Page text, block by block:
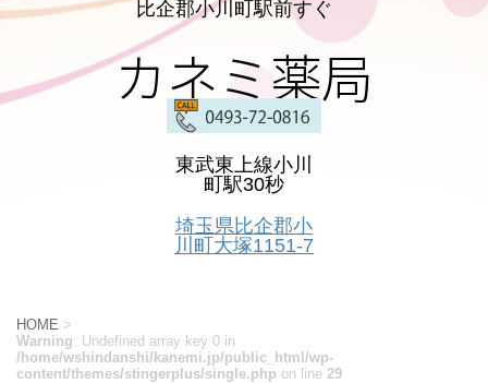
比企郡小川町駅前すぐ
カネミ薬局
東武東上線小川
町駅30秒
埼玉県比企郡小
川町大塚1151-7
HOME >
Warning: Undefined array key 0 in
/home/wshindanshi/kanemi.jp/public_html/wp-
content/themes/stingerplus/single.php on line 29